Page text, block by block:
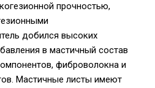
прочностью,
добился высоких
в мастичный состав
фиброволокна и
Мастичные листы имеют